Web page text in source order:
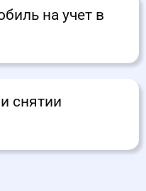
на учет в
снятии